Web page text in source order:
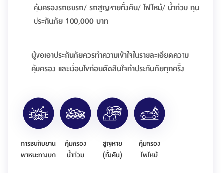
คุ้มครองรถชนรถ/ รถสูญหายทั้งคัน/ ไฟไหม้/ น้ำท่วม ทุน
ประกันภัย 100,000 บาท
ผู้ขอเอาประกันภัยควรทำความเข้าใจในรายละเอียดความ
คุ้มครอง และเงื่อนไขก่อนตัดสินใจทำประกันภัยทุกครั้ง
การชนกับยาน
พาหนะทางบก
คุ้มครอง
น้ำท่วม
สูญหาย
(ทั้งคัน)
คุ้มครอง
ไฟไหม้